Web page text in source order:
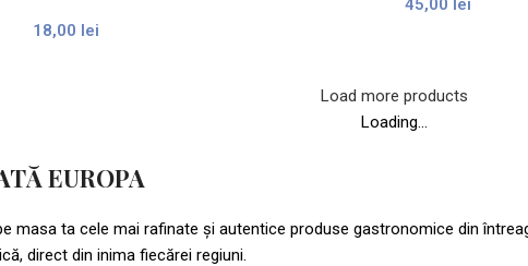
18,00 lei
45,00 lei
Load more products
Loading...
EUROPA
masa ta cele mai rafinate și autentice produse gastronomice din
direct din inima fiecărei regiuni.